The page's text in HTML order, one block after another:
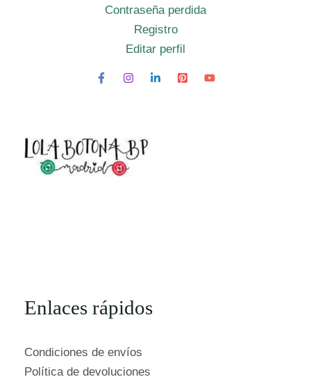
Contraseña perdida
Registro
Editar perfil
Enlaces rápidos
Condiciones de envíos
Política de devoluciones